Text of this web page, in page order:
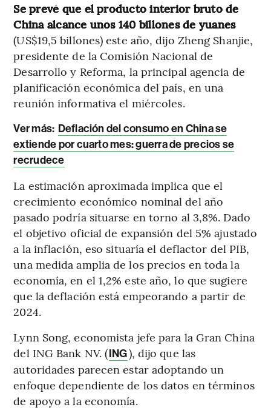
Se prevé que el producto interior bruto de
China alcance unos 140 billones de yuanes
(US$19,5 billones) este año, dijo Zheng Shanjie,
presidente de la Comisión Nacional de
Desarrollo y Reforma, la principal agencia de
planificación económica del país, en una
reunión informativa el miércoles.
Ver más: Deflación del consumo en China se
extiende por cuarto mes: guerra de precios se
recrudece
La estimación aproximada implica que el
crecimiento económico nominal del año
pasado podría situarse en torno al 3,8%. Dado
el objetivo oficial de expansión del 5% ajustado
a la inflación, eso situaría el deflactor del PIB,
una medida amplia de los precios en toda la
economía, en el 1,2% este año, lo que sugiere
que la deflación está empeorando a partir de
2024.
Lynn Song, economista jefe para la Gran China
del ING Bank NV. (ING), dijo que las
autoridades parecen estar adoptando un
enfoque dependiente de los datos en términos
de apoyo a la economía.